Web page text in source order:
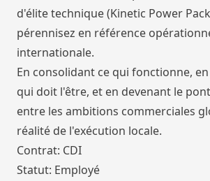
d'élite technique (Kinetic Power
pérennisez en référence
internationale.
En consolidant ce qui fonctionne,
qui doit l'être, et en devenant le
entre les ambitions commerciales
réalité de l'exécution locale.
Contrat: CDI
Statut: Employé